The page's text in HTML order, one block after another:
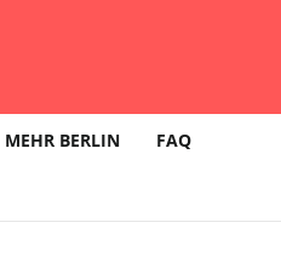
MEHR BERLIN FAQ